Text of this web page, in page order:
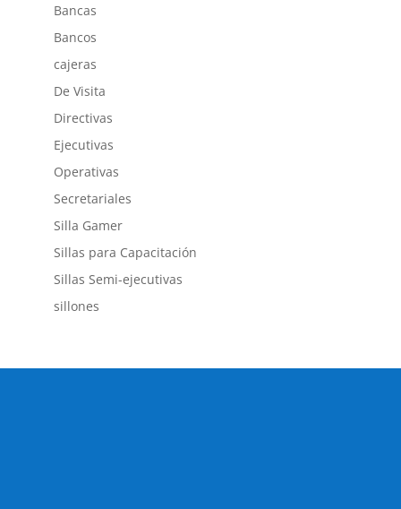
Bancas
Bancos
cajeras
De Visita
Directivas
Ejecutivas
Operativas
Secretariales
Silla Gamer
Sillas para Capacitación
Sillas Semi-ejecutivas
sillones